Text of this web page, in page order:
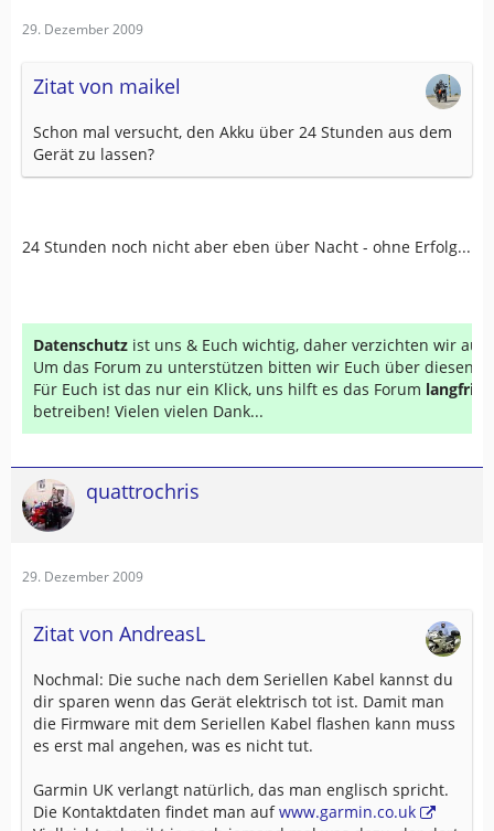
29. Dezember 2009
Zitat von maikel
Schon mal versucht, den Akku über 24 Stunden aus dem
Gerät zu lassen?
24 Stunden noch nicht aber eben über Nacht - ohne Erfolg...
Datenschutz ist uns & Euch wichtig, daher verzichten wir auf
Um das Forum zu unterstützen bitten wir Euch über diesen
Für Euch ist das nur ein Klick, uns hilft es das Forum
betreiben! Vielen vielen Dank...
quattrochris
29. Dezember 2009
Zitat von AndreasL
Nochmal: Die suche nach dem Seriellen Kabel kannst du
dir sparen wenn das Gerät elektrisch tot ist. Damit man
die Firmware mit dem Seriellen Kabel flashen kann muss
es erst mal angehen, was es nicht tut.
Garmin UK verlangt natürlich, das man englisch spricht.
Die Kontaktdaten findet man aufwww.garmin.co.uk